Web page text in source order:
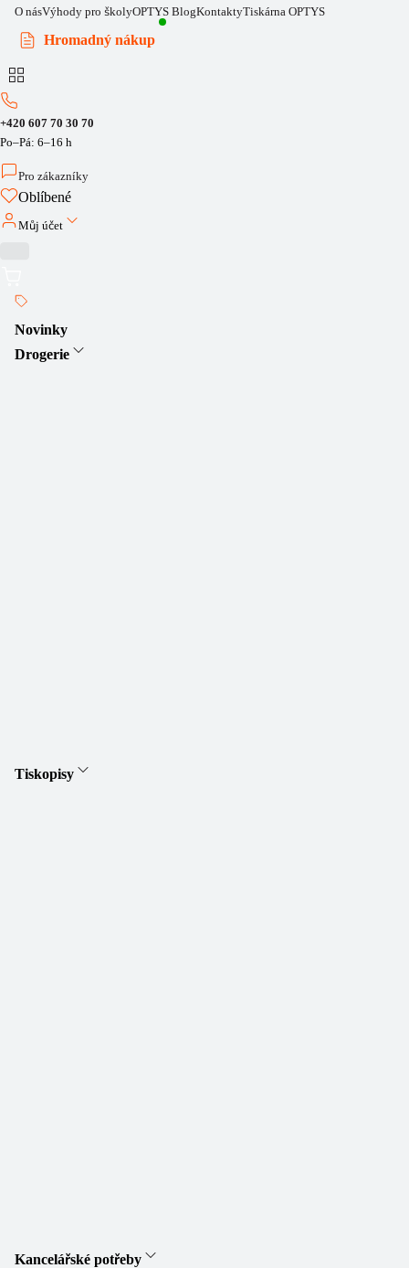
O násVýhody pro školyOPTYS BlogKontaktyTiskárna OPTYS
Hromadný nákup
+420 607 70 30 70
Po–Pá: 6–16 h
Pro zákazníky
Oblíbené
Můj účet
Novinky
Drogerie
Tiskopisy
Kancelářské potřeby